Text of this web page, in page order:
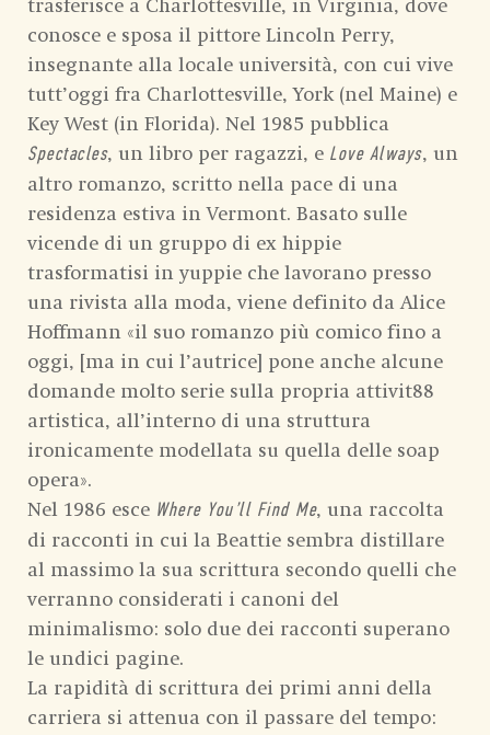
trasferisce a Charlottesville, in Virginia, dove
conosce e sposa il pittore Lincoln Perry,
insegnante alla locale università, con cui vive
tutt’oggi fra Charlottesville, York (nel Maine) e
Key West (in Florida). Nel 1985 pubblica
Spectacles, un libro per ragazzi, e Love Always, un
altro romanzo, scritto nella pace di una
residenza estiva in Vermont. Basato sulle
vicende di un gruppo di ex hippie
trasformatisi in yuppie che lavorano presso
una rivista alla moda, viene definito da Alice
Hoffmann «il suo romanzo più comico fino a
oggi, [ma in cui l’autrice] pone anche alcune
domande molto serie sulla propria attivit88
artistica, all’interno di una struttura
ironicamente modellata su quella delle soap
opera».
Nel 1986 esce Where You’ll Find Me, una raccolta
di racconti in cui la Beattie sembra distillare
al massimo la sua scrittura secondo quelli che
verranno considerati i canoni del
minimalismo: solo due dei racconti superano
le undici pagine.
La rapidità di scrittura dei primi anni della
carriera si attenua con il passare del tempo: